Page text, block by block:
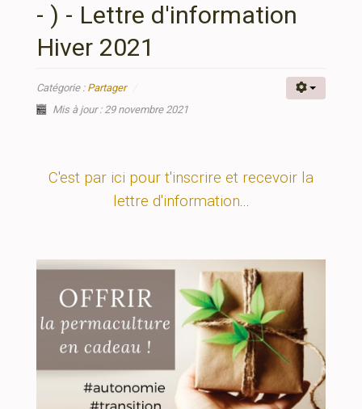
- ) - Lettre d'information
Hiver 2021
Catégorie : Partager
Mis à jour : 29 novembre 2021
C'est par ici pour t'inscrire et recevoir la
lettre d'information...